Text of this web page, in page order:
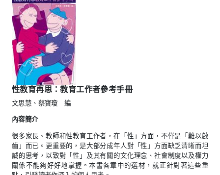
性教育再思：教育工作者參考手冊
文思慧、蔡寶瓊 編
內容簡介
很多家長、教師和性教育工作者，在「性」方面，不僅是「難以啟
齒」而已。更重要的，是大部分成年人對「性」方面缺乏清晰而坦
誠的思考，以致對「性」及其有關的文化理念、社會制度以及權力
關係不能夠好好地掌握。本書各章中的選材，就正針對著這些重